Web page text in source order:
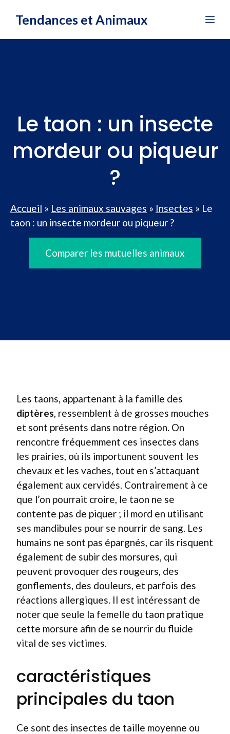
Tendances et Animaux
Le taon : un insecte
mordeur ou piqueur
?
Accueil » Les animaux sauvages » Insectes » Le
taon : un insecte mordeur ou piqueur ?
Comparer les mutuelles animaux
Les taons, appartenant à la famille des
diptères, ressemblent à de grosses mouches
et sont présents dans notre région. On
rencontre fréquemment ces insectes dans
les prairies, où ils importunent souvent les
chevaux et les vaches, tout en s’attaquant
également aux cervidés. Contrairement à ce
que l’on pourrait croire, le taon ne se
contente pas de piquer ; il mord en utilisant
ses mandibules pour se nourrir de sang. Les
humains ne sont pas épargnés, car ils risquent
également de subir des morsures, qui
peuvent provoquer des rougeurs, des
gonflements, des douleurs, et parfois des
réactions allergiques. Il est intéressant de
noter que seule la femelle du taon pratique
cette morsure afin de se nourrir du fluide
vital de ses victimes.
caractéristiques
principales du taon
Ce sont des insectes de taille moyenne ou